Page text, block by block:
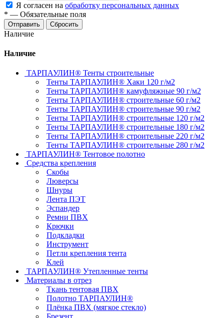
Я согласен на обработку персональных данных
* — Обязательные поля
Отправить Сбросить
Наличие
Наличие
ТАРПАУЛИН® Тенты строительные
Тенты ТАРПАУЛИН® Хаки 120 г/м2
Тенты ТАРПАУЛИН® камуфляжные 90 г/м2
Тенты ТАРПАУЛИН® строительные 60 г/м2
Тенты ТАРПАУЛИН® строительные 90 г/м2
Тенты ТАРПАУЛИН® строительные 120 г/м2
Тенты ТАРПАУЛИН® строительные 180 г/м2
Тенты ТАРПАУЛИН® строительные 220 г/м2
Тенты ТАРПАУЛИН® строительные 280 г/м2
ТАРПАУЛИН® Тентовое полотно
Средства крепления
Скобы
Люверсы
Шнуры
Лента ПЭТ
Эспандер
Ремни ПВХ
Крючки
Подкладки
Инструмент
Петли крепления тента
Клей
ТАРПАУЛИН® Утепленные тенты
Материалы в отрез
Ткань тентовая ПВХ
Полотно ТАРПАУЛИН®
Плёнка ПВХ (мягкое стекло)